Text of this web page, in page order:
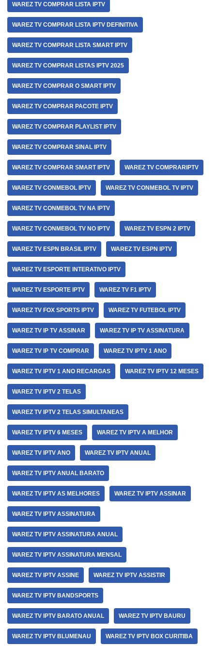
WAREZ TV COMPRAR LISTA IPTV
WAREZ TV COMPRAR LISTA IPTV DEFINITIVA
WAREZ TV COMPRAR LISTA SMART IPTV
WAREZ TV COMPRAR LISTAS IPTV 2025
WAREZ TV COMPRAR O SMART IPTV
WAREZ TV COMPRAR PACOTE IPTV
WAREZ TV COMPRAR PLAYLIST IPTV
WAREZ TV COMPRAR SINAL IPTV
WAREZ TV COMPRAR SMART IPTV WAREZ TV COMPRARIPTV
WAREZ TV CONMEBOL IPTV WAREZ TV CONMEBOL TV IPTV
WAREZ TV CONMEBOL TV NA IPTV
WAREZ TV CONMEBOL TV NO IPTV WAREZ TV ESPN 2 IPTV
WAREZ TV ESPN BRASIL IPTV WAREZ TV ESPN IPTV
WAREZ TV ESPORTE INTERATIVO IPTV
WAREZ TV ESPORTE IPTV WAREZ TV F1 IPTV
WAREZ TV FOX SPORTS IPTV WAREZ TV FUTEBOL IPTV
WAREZ TV IP TV ASSINAR WAREZ TV IP TV ASSINATURA
WAREZ TV IP TV COMPRAR WAREZ TV IPTV 1 ANO
WAREZ TV IPTV 1 ANO RECARGAS WAREZ TV IPTV 12 MESES
WAREZ TV IPTV 2 TELAS
WAREZ TV IPTV 2 TELAS SIMULTANEAS
WAREZ TV IPTV 6 MESES WAREZ TV IPTV A MELHOR
WAREZ TV IPTV ANO WAREZ TV IPTV ANUAL
WAREZ TV IPTV ANUAL BARATO
WAREZ TV IPTV AS MELHORES WAREZ TV IPTV ASSINAR
WAREZ TV IPTV ASSINATURA
WAREZ TV IPTV ASSINATURA ANUAL
WAREZ TV IPTV ASSINATURA MENSAL
WAREZ TV IPTV ASSINE WAREZ TV IPTV ASSISTIR
WAREZ TV IPTV BANDSPORTS
WAREZ TV IPTV BARATO ANUAL WAREZ TV IPTV BAURU
WAREZ TV IPTV BLUMENAU WAREZ TV IPTV BOX CURITIBA